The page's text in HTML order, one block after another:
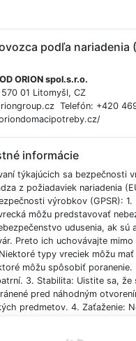
podľa nariadenia
ORION spol.s.r.o.
01 Litomyšl, CZ
Telefón: +420
informácie
týkajúcich sa bezpečnosti
z požiadaviek nariadenia
výrobkov (GPSR): 1.
môžu predstavovať
udusenia, ak sú
Preto ich uchovávajte
typy vreciek môžu
môžu spôsobiť poranenie.
3. Stabilita: Uistite sa, že
pred náhodným
predmetov. 4. Zaťaženie: